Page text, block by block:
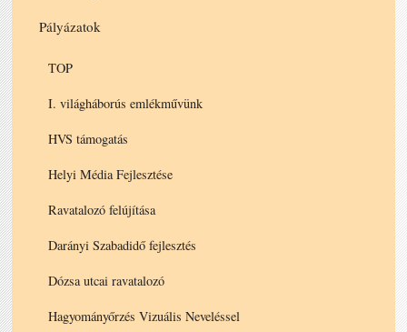
Pályázatok
TOP
I. világháborús emlékművünk
HVS támogatás
Helyi Média Fejlesztése
Ravatalozó felújítása
Darányi Szabadidő fejlesztés
Dózsa utcai ravatalozó
Hagyományőrzés Vizuális Neveléssel